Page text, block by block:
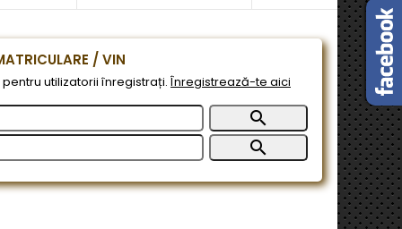
/ VIN
utilizatorii înregistrați. Înregistrează-te aici

